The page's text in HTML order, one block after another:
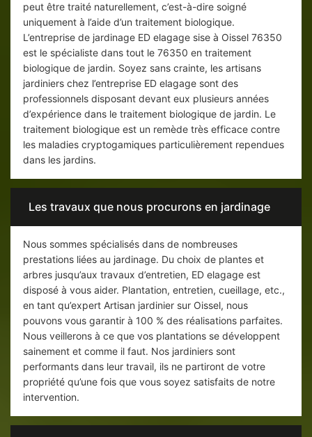
peut être traité naturellement, c’est-à-dire soigné
uniquement à l’aide d’un traitement biologique.
L’entreprise de jardinage ED elagage sise à Oissel 76350
est le spécialiste dans tout le 76350 en traitement
biologique de jardin. Soyez sans crainte, les artisans
jardiniers chez l’entreprise ED elagage sont des
professionnels disposant devant eux plusieurs années
d’expérience dans le traitement biologique de jardin. Le
traitement biologique est un remède très efficace contre
les maladies cryptogamiques particulièrement rependues
dans les jardins.
Les travaux que nous procurons en jardinage
Nous sommes spécialisés dans de nombreuses
prestations liées au jardinage. Du choix de plantes et
arbres jusqu’aux travaux d’entretien, ED elagage est
disposé à vous aider. Plantation, entretien, cueillage, etc.,
en tant qu’expert Artisan jardinier sur Oissel, nous
pouvons vous garantir à 100 % des réalisations parfaites.
Nous veillerons à ce que vos plantations se développent
sainement et comme il faut. Nos jardiniers sont
performants dans leur travail, ils ne partiront de votre
propriété qu’une fois que vous soyez satisfaits de notre
intervention.